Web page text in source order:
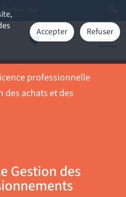
Accepter Refuser
professionnelle
achats et des
Gestion des